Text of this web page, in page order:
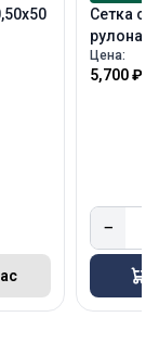
Сетка
рулонах
Цена:
5,700 ₽
−